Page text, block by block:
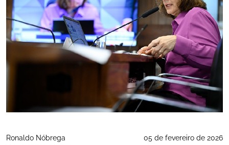
Ronaldo Nóbrega
05 de fevereiro de 2026